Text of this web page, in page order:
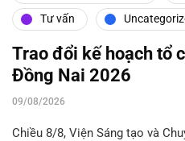
Tư vấn
Trao đổi kế hoạch tổ
Đồng Nai 2026
09/08/2026
Chiều 8/8, Viện Sáng tạo và